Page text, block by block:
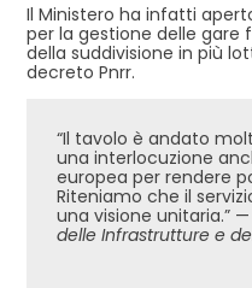
Il Ministero ha infatti
per la gestione delle gare
della suddivisione in più
decreto Pnrr.
“Il tavolo è andato molto bene. Abbiamo aperto
una interlocuzione
europea per rendere
Riteniamo che il
una visione unitaria.” —
delle Infrastrutture e